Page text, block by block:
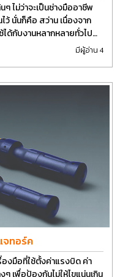
ไม่ว่าจะเป็นช่างมืออาชีพ
นั่นก็คือ สว่าน เนื่องจาก
ด้กับงานหลากหลายทั่วไป
ถใช้ได้
มีผู้อ่าน 4
จทอร์ค
งมือที่ใช้ตั้งค่าแรงบิด ค่า